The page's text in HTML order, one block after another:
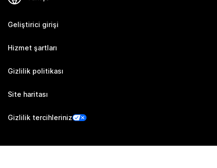
Geliştirici girişi
Hizmet şartları
Gizlilik politikası
Site haritası
Gizlilik tercihleriniz